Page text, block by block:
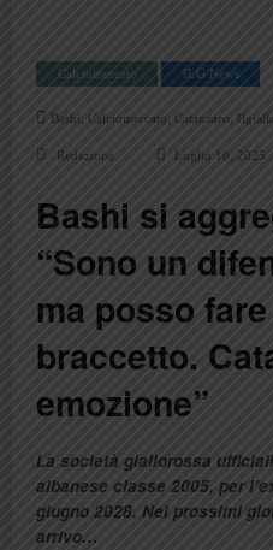
Calciomercato ILG News
Bashi Calciomercato Catanzaro
Redazione Luglio 10, 2025
Bashi si
“Sono un
ma posso
braccetto.
emozione”
La società giallorossa
albanese classe 2005, per
giugno 2028. Nei prossimi
arrivo…